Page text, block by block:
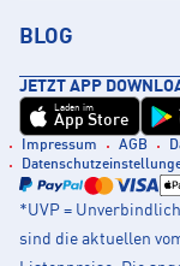
BLOG
JETZT APP
Laden im
App Store
Impressum AGB
*UVP =
sind die aktuellen